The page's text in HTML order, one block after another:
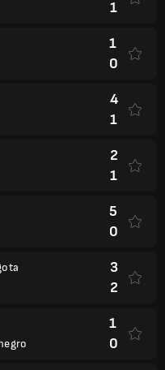
1
1
0
4
1
2
1
5
0
3
2
1
0